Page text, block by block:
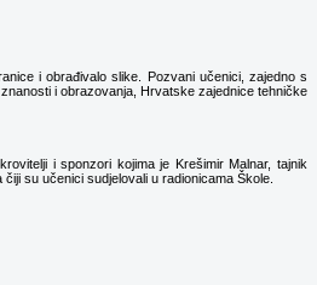
i obrađivalo slike. Pozvani učenici, zajedno s
i obrazovanja, Hrvatske zajednice tehničke
i sponzori kojima je Krešimir Malnar, tajnik
su učenici sudjelovali u radionicama Škole.